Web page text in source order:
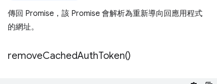
傳回 Promise，該 Promise 會解析為重新導向回應用程式
的網址。
removeCachedAuthToken()